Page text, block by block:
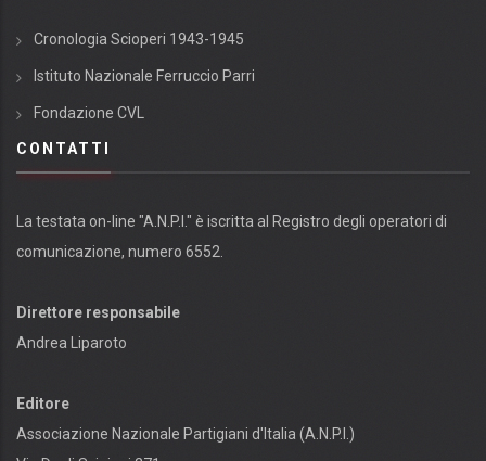
Cronologia Scioperi 1943-1945
Istituto Nazionale Ferruccio Parri
Fondazione CVL
CONTATTI
La testata on-line "A.N.P.I." è iscritta al Registro degli operatori di
comunicazione, numero 6552.
Direttore responsabile
Andrea Liparoto
Editore
Associazione Nazionale Partigiani d'Italia (A.N.P.I.)